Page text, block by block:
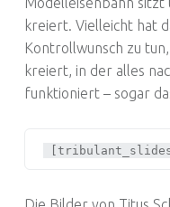
kreiert. Vielleicht hat
Kontrollwunsch zu
kreiert, in der alles
funktioniert – sogar